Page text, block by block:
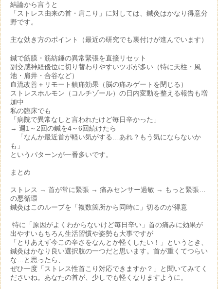
結論から言うと
「ストレス由来の首・肩こり」に対しては、鍼灸はかなり得意分
野です。
主な効き方のポイント（最近の研究でも裏付けが進んでいます）
鍼で筋膜・筋紡錘の異常緊張を直接リセット
副交感神経優位に切り替わりやすいツボが多い（特に天柱・風
池・肩井・合谷など）
血流改善＋リモート鎮痛効果（脳の痛みゲートを閉じる）
ストレスホルモン（コルチゾール）の日内変動を整える報告も増
加中
私の臨床でも
「病院で異常なしと言われたけど毎日辛かった」
→ 週1～2回の鍼を4～6回続けたら
「なんか最近首が軽い気がする…あれ？もう気にならないか
も」
というパターンが一番多いです。
まとめ
ストレス → 首が常に緊張 → 痛みセンサー過敏 → もっと緊張…
の悪循環
鍼灸はこのループを「複数箇所から同時に」切るのが得意
特に「原因がよくわからないけど毎日辛い」首の痛みに効果が
出やすいもちろん生活習慣や姿勢も大事ですが
「とりあえず今この辛さをなんとか軽くしたい！」というとき、
鍼灸はかなり良い選択肢の一つだと思います。 首が重くてつらい
な…と思ったら、
ぜひ一度「ストレス性首こり対応できますか？」と聞いてみてく
ださいね。 あなたの首が、少しでも軽くなりますように。